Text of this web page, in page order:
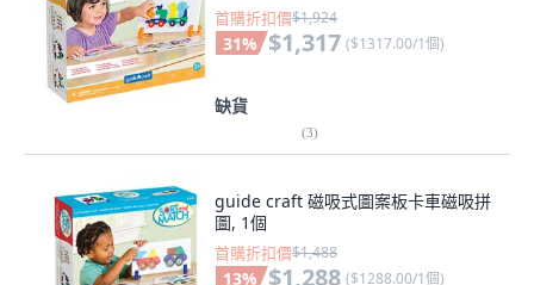
首購折扣價$1,924
31% $1,317 ($1317.00/1個)
缺貨
(3)
guide craft 磁吸式圖案板卡車磁吸拼
圖, 1個
首購折扣價$1,488
13% $1,288 ($1288.00/1個)